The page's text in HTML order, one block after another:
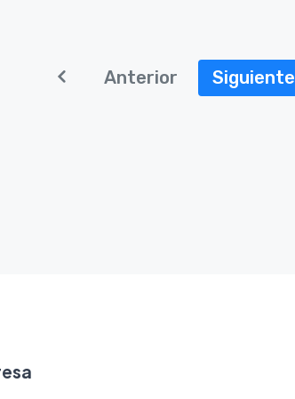
Anterior Siguiente